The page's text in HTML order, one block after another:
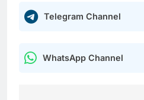
Telegram Channel
WhatsApp Channel